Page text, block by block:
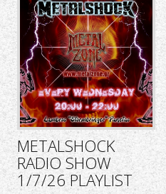
METALSHOCK
RADIO SHOW
1/7/26 PLAYLIST